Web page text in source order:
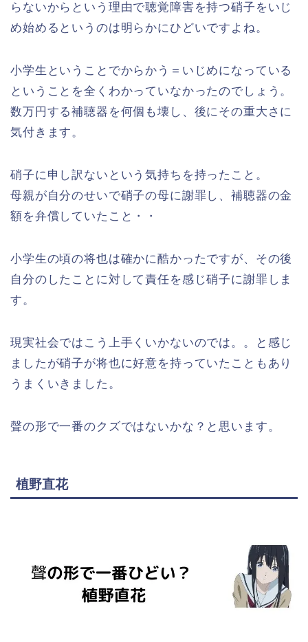
らないからという理由で聴覚障害を持つ硝子をいじ
め始めるというのは明らかにひどいですよね。
小学生ということでからかう＝いじめになっている
ということを全くわかっていなかったのでしょう。
数万円する補聴器を何個も壊し、後にその重大さに
気付きます。
硝子に申し訳ないという気持ちを持ったこと。
母親が自分のせいで硝子の母に謝罪し、補聴器の金
額を弁償していたこと・・
小学生の頃の将也は確かに酷かったですが、その後
自分のしたことに対して責任を感じ硝子に謝罪しま
す。
現実社会ではこう上手くいかないのでは。。と感じ
ましたが硝子が将也に好意を持っていたこともあり
うまくいきました。
聲の形で一番のクズではないかな？と思います。
植野直花